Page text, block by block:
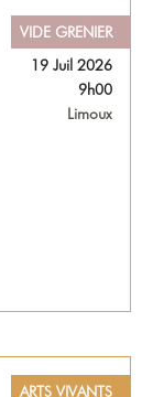
VIDE GRENIER
19 Juil 2026
9h00
Limoux
ARTS VIVANTS